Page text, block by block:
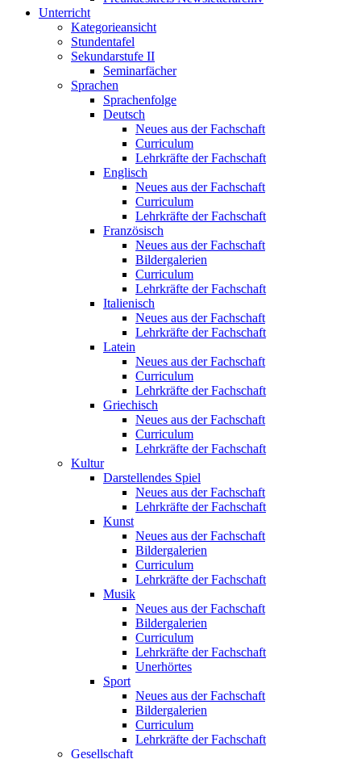
Unterricht
Kategorieansicht
Stundentafel
Sekundarstufe II
Seminarfächer
Sprachen
Sprachenfolge
Deutsch
Neues aus der Fachschaft
Curriculum
Lehrkräfte der Fachschaft
Englisch
Neues aus der Fachschaft
Curriculum
Lehrkräfte der Fachschaft
Französisch
Neues aus der Fachschaft
Bildergalerien
Curriculum
Lehrkräfte der Fachschaft
Italienisch
Neues aus der Fachschaft
Lehrkräfte der Fachschaft
Latein
Neues aus der Fachschaft
Curriculum
Lehrkräfte der Fachschaft
Griechisch
Neues aus der Fachschaft
Curriculum
Lehrkräfte der Fachschaft
Kultur
Darstellendes Spiel
Neues aus der Fachschaft
Lehrkräfte der Fachschaft
Kunst
Neues aus der Fachschaft
Bildergalerien
Curriculum
Lehrkräfte der Fachschaft
Musik
Neues aus der Fachschaft
Bildergalerien
Curriculum
Lehrkräfte der Fachschaft
Unerhörtes
Sport
Neues aus der Fachschaft
Bildergalerien
Curriculum
Lehrkräfte der Fachschaft
Gesellschaft